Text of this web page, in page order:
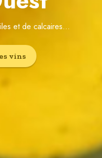
et de calcaires...
vins